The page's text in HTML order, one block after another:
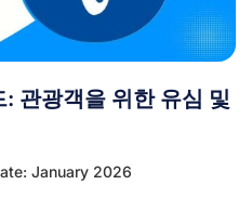
관광객을 위한 유심 및
January 2026